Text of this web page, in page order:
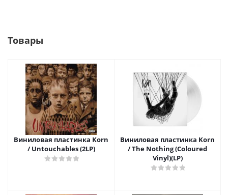
Товары
Виниловая пластинка Korn
/ Untouchables (2LP)
Виниловая пластинка Korn
/ The Nothing (Coloured
Vinyl)(LP)